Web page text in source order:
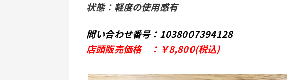
状態：軽度の使用感有
問い合わせ番号：1038007394128
店頭販売価格　：￥8,800(税込)